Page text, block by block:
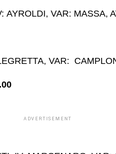
VAR: MASSA,
VAR:
ADVERTISEMENT